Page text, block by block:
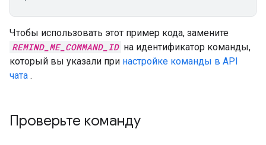
Чтобы использовать этот пример кода, замените
REMIND_ME_COMMAND_ID на идентификатор команды,
который вы указали при настройке команды в API
чата .
Проверьте команду